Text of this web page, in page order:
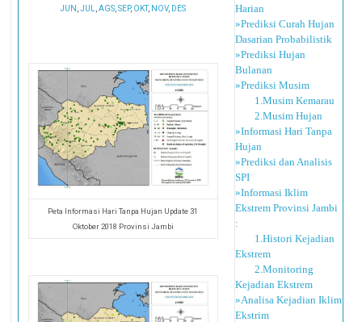
JUN ,JUL ,AGS ,SEP, OKT, NOV, DES
Peta Informasi Hari Tanpa Hujan Update 31
Oktober 2018 Provinsi Jambi
Harian
»Prediksi Curah Hujan
Dasarian Probabilistik
»Prediksi Hujan
Bulanan
»Prediksi Musim
1.Musim Kemarau
2.Musim Hujan
»Informasi Hari Tanpa
Hujan
»Prediksi dan Analisis
SPI
»Informasi Iklim
Ekstrem Provinsi Jambi
:
1.Histori Kejadian
Ekstrem
2.Monitoring
Kejadian Ekstrem
»Analisa Kejadian Iklim
Ekstrim